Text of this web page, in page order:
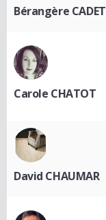
Bérangère CADET
Carole CHATOT
David CHAUMAR